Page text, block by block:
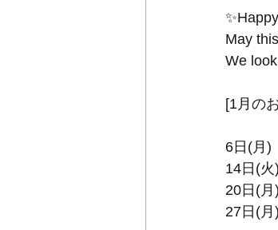
May
We
[1月の
6日(月)
14日(火)
20日(月)
27日(月)